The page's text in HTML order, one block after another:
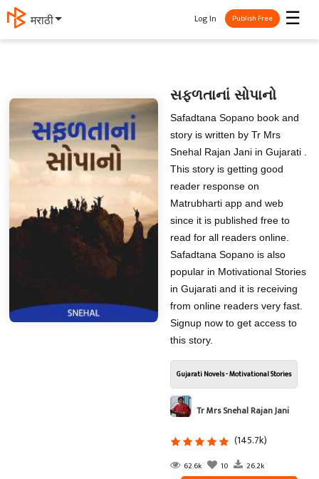
தமிழ் ☰
Log In Publish Free
સફળતાનાં સોપાનો
Safadtana Sopano book and
story is written by Tr Mrs
Snehal Rajan Jani in Gujarati .
This story is getting good
reader response on
Matrubharti app and web
since it is published free to
read for all readers online.
Safadtana Sopano is also
popular in Motivational Stories
in Gujarati and it is receiving
from online readers very fast.
Signup now to get access to
this story.
Gujarati Novels - Motivational Stories
Tr Mrs Snehal Rajan Jani
(145.7k)
62.6k 10 26.2k